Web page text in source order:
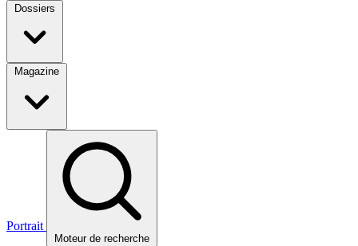
Dossiers
Magazine
Portrait
Moteur de recherche